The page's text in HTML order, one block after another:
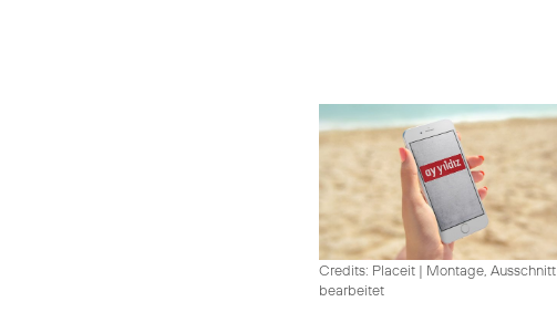
Credits: Placeit | Montage, Ausschnitt
bearbeitet